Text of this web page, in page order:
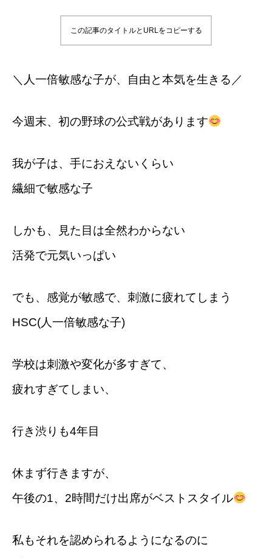
この記事のタイトルとURLをコピーする
＼人一倍敏感な子が、自由と本気を生きる／
今週末、初の野球の公式戦があります
我が子は、手におえないくらい
繊細で敏感な子
しかも、見た目は全然わからない
活発で元気いっぱい
でも、感覚が敏感で、刺激に疲れてしまう
HSC(人一倍敏感な子)
学校は刺激や変化が多すぎて、
疲れすぎてしまい、
行き渋りも4年目
休まず行きますが、
午後の1、2時間だけ出席がベストスタイル
私もそれを認められるようになるのに